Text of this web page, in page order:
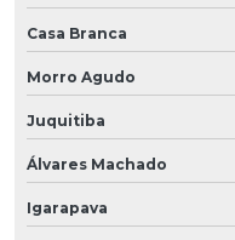
Casa Branca
Morro Agudo
Juquitiba
Álvares Machado
Igarapava